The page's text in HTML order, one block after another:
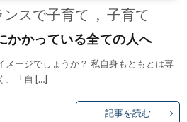
ンスで子育て 子育て
かかっている全ての人へ
メージでしょうか？ 私自身もともとは専
、「自 […]
記事を読む